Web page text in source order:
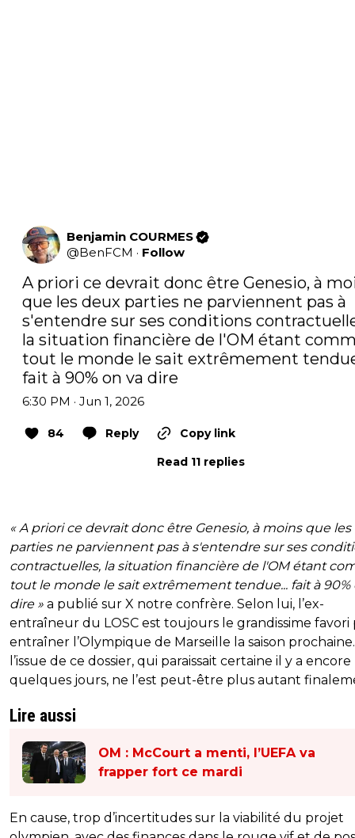
Benjamin COURMES
@BenFCM · Follow
A priori ce devrait donc être Genesio, à
que les deux parties ne parviennent pas à
s'entendre sur ses conditions
la situation financière de l'OM étant
tout le monde le sait extrêmement
fait à 90% on va dire
6:30 PM · Jun 1, 2026
84 Reply
Copy link
Read 11 replies
« A priori ce devrait donc être Genesio, à moins que
parties ne parviennent pas à s'entendre sur ses
contractuelles, la situation financière de l'OM étant
tout le monde le sait extrêmement tendue... fait à 90%
dire » a publié sur X notre confrère. Selon lui, l’ex-
entraîneur du LOSC est toujours le grandissime favori
entraîner l’Olympique de Marseille la saison prochaine.
l’issue de ce dossier, qui paraissait certaine il y a encore
quelques jours, ne l’est peut-être plus autant
Lire aussi
OM : McCourt a menti, l’UEFA va
frapper fort ce mardi
En cause, trop d’incertitudes sur la viabilité du projet